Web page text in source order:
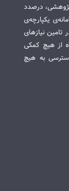
درصدد
یکپارچه‌ی
تامین نیازهای
از هیچ کمکی
دسترسی به هیچ